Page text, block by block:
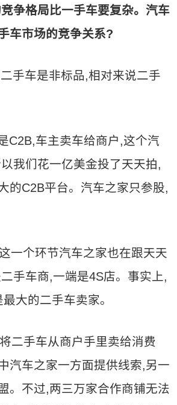
争格局比一手车要复杂。汽车
车市场的竞争关系?
手车是非标品,相对来说二手
C2B,车主卖车给商户,这个汽
我们花一亿美金投了天天拍,
的C2B平台。汽车之家只参股,
一个环节汽车之家也在跟天天
手车商,一端是4S店。事实上,
大的二手车卖家。
二手车从商户手里卖给消费
汽车之家一方面提供线索,另一
。不过,两三万家合作商铺无法